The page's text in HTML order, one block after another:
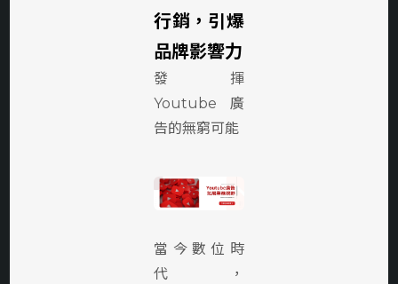
行銷，引爆
品牌影響力
發揮
Youtube廣
告的無窮可能
當今數位時
代，